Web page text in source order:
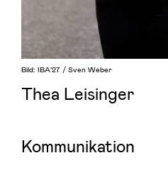
Thea Leisinger
Kommunikation
Bild: IBA’27 / Sven Weber